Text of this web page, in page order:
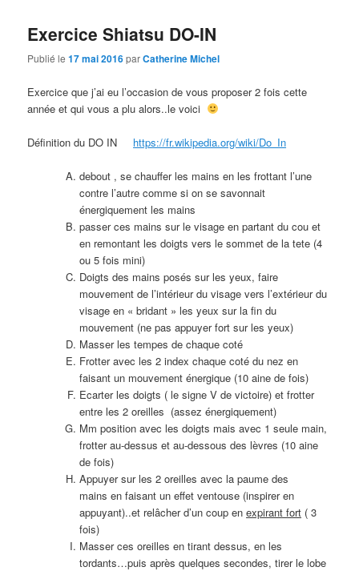
Exercice Shiatsu DO-IN
Publié le17 mai 2016parCatherine Michel
Exercice que j’ai eu l’occasion de vous proposer 2 fois cette
année et qui vous a plu alors..le voici
Définition du DO IN https://fr.wikipedia.org/wiki/Do_In
debout , se chauffer les mains en les frottant l’une
contre l’autre comme si on se savonnait
énergiquement les mains
passer ces mains sur le visage en partant du cou et
en remontant les doigts vers le sommet de la tete (4
ou 5 fois mini)
Doigts des mains posés sur les yeux, faire
mouvement de l’intérieur du visage vers l’extérieur du
visage en « bridant » les yeux sur la fin du
mouvement (ne pas appuyer fort sur les yeux)
Masser les tempes de chaque coté
Frotter avec les 2 index chaque coté du nez en
faisant un mouvement énergique (10 aine de fois)
Ecarter les doigts ( le signe V de victoire) et frotter
entre les 2 oreilles (assez énergiquement)
Mm position avec les doigts mais avec 1 seule main,
frotter au-dessus et au-dessous des lèvres (10 aine
de fois)
Appuyer sur les 2 oreilles avec la paume des
mains en faisant un effet ventouse (inspirer en
appuyant)..et relâcher d’un coup enexpirant fort ( 3
fois)
Masser ces oreilles en tirant dessus, en les
tordants…puis après quelques secondes, tirer le lobe